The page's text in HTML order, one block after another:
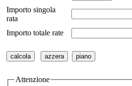
Importo singola
rata
Importo totale rate
Attenzione